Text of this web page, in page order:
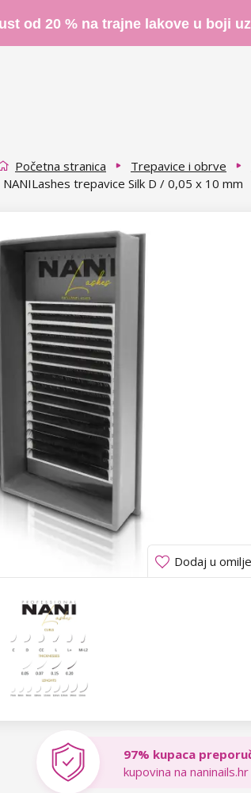
od 20 % na trajne lakove u boji
Početna stranica Trepavice i obrve
NANILashes trepavice Silk D / 0,05 x 10 mm
Dodaj u
97% kupaca
kupovina na naninails.hr